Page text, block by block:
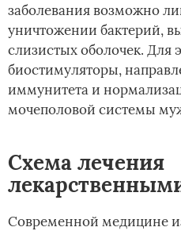
заболевания возможно
уничтожении бактерий,
слизистых оболочек. Для
биостимуляторы,
иммунитета и
мочеполовой системы
Схема лечения
Современной медицине